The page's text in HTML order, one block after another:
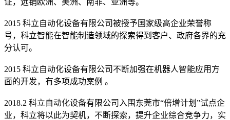
2015 科立自动化设备有限公司被授予国家级高企业荣誉称
号，科立智能在智能制造领域的探索得到客户、政府各界的充
分认可。
2015 科立自动化设备有限公司不断加强在机器人智能应用方
面的开发，有多项成功案例 。
2018.2 科立自动化设备有限公司入围东莞市“倍增计划”试点企
业，科立将以此为契机，不断探索，提升企业综合竞争力，实